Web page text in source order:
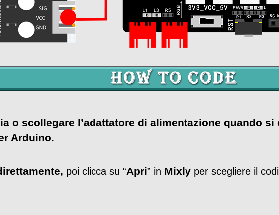
o scollegare l’adattatore di alimentazione quando
Arduino.
poi clicca su “Apri” in Mixly per scegliere il